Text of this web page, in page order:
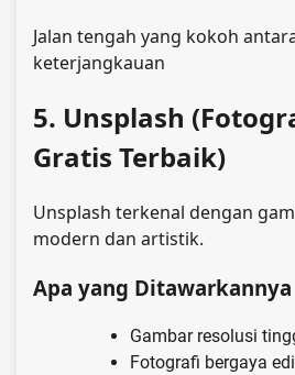
Jalan tengah yang kokoh
keterjangkauan
5. Unsplash
Gratis Terbaik)
Unsplash terkenal dengan
modern dan artistik.
Apa yang Ditawarkannya
Gambar resolusi
Fotografi bergaya